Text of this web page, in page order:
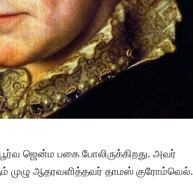
ஜென்ம பகை போலிருக்கிறது. அவர்
முழு ஆதரவளித்தவர் தாமஸ் குரோம்வெல்.